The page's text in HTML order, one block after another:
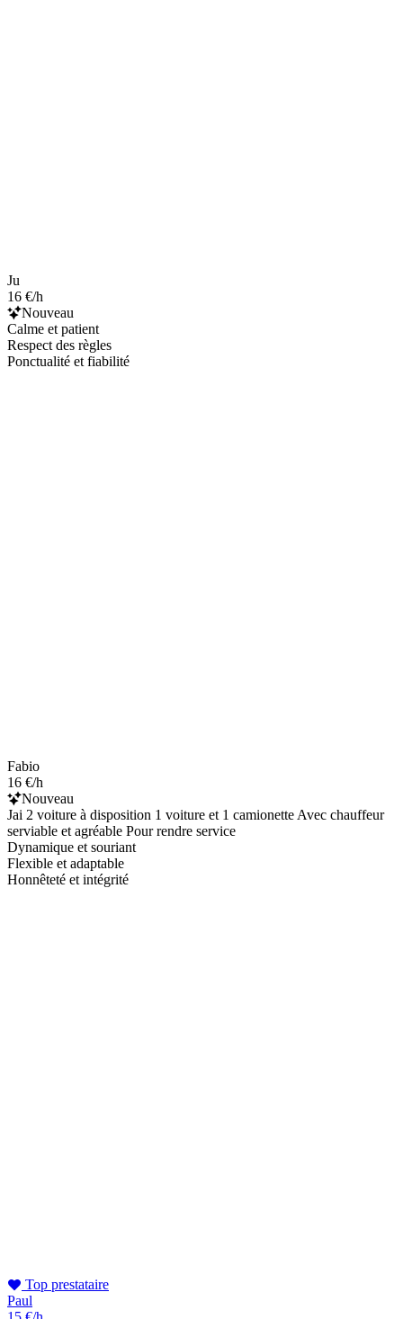
Ju
16 €/h
Nouveau
Calme et patient
Respect des règles
Ponctualité et fiabilité
Fabio
16 €/h
Nouveau
Jai 2 voiture à disposition 1 voiture et 1 camionette Avec chauffeur
serviable et agréable Pour rendre service
Dynamique et souriant
Flexible et adaptable
Honnêteté et intégrité
Top prestataire
Paul